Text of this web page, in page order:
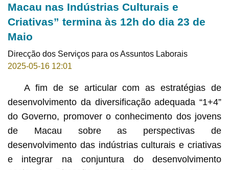
Macau nas Indústrias Culturais e
Criativas” termina às 12h do dia 23 de
Maio
Direcção dos Serviços para os Assuntos Laborais
2025-05-16 12:01
A fim de se articular com as estratégias de
desenvolvimento da diversificação adequada “1+4”
do Governo, promover o conhecimento dos jovens
de Macau sobre as perspectivas de
desenvolvimento das indústrias culturais e criativas
e integrar na conjuntura do desenvolvimento